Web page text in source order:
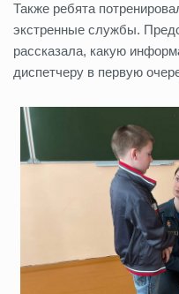
Также ребята
экстренные службы.
рассказала, какую
диспетчеру в первую